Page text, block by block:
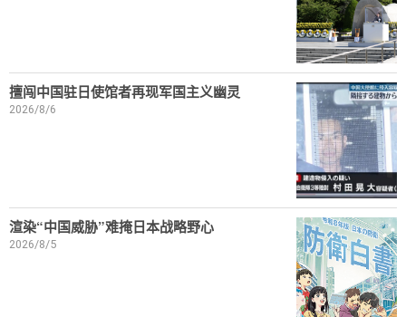
擅闯中国驻日使馆者再现军国主义幽灵
2026/8/6
渲染“中国威胁”难掩日本战略野心
2026/8/5